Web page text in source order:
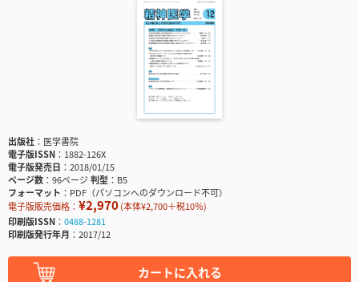
出版社
医学書院
電子版ISSN
1882-126X
電子版発売日
2018/01/15
ページ数
96ページ判型
B5
フォーマット
PDF（パソコンへのダウンロード不可）
電子版販売価格： ¥2,970(本体¥2,700＋税10％)
印刷版ISSN
0488-1281
印刷版発行年月
2017/12
カートに入れる